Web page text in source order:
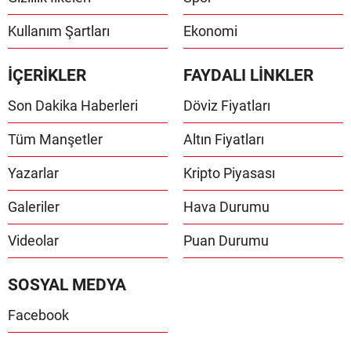
Kullanım Şartları Ekonomi
İÇERİKLER
Son Dakika Haberleri
Tüm Manşetler
Yazarlar
Galeriler
Videolar
FAYDALI LİNKLER
Döviz Fiyatları
Altın Fiyatları
Kripto Piyasası
Hava Durumu
Puan Durumu
SOSYAL MEDYA
Facebook